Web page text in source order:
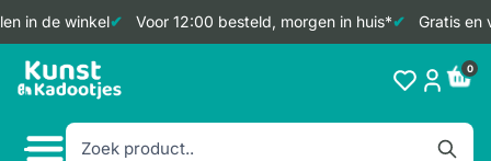
in de winkel Voor 12:00 besteld, morgen in huis* Gratis en
Doorgaan
naar
0